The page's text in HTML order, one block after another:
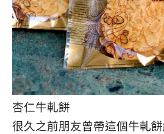
杏仁牛軋餅
很久之前朋友曾帶這個牛軋